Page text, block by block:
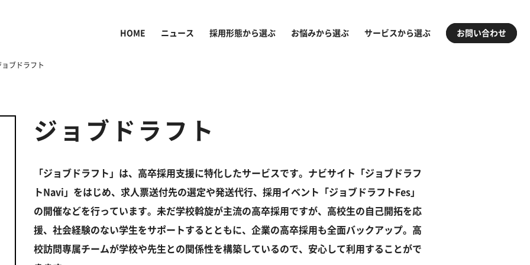
HOME ニュース 採用形態から選ぶ お悩みから選ぶ サービスから選ぶ お問い合わせ
ョブドラフト
ジョブドラフト
「ジョブドラフト」は、高卒採用支援に特化したサービスです。ナビサイト「ジョブドラフ
トNavi」をはじめ、求人票送付先の選定や発送代行、採用イベント「ジョブドラフトFes」
の開催などを行っています。未だ学校斡旋が主流の高卒採用ですが、高校生の自己開拓を応
援、社会経験のない学生をサポートするとともに、企業の高卒採用も全面バックアップ。高
校訪問専属チームが学校や先生との関係性を構築しているので、安心して利用することがで